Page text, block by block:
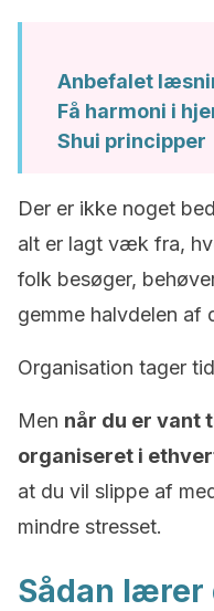
Anbefalet
Få harmoni i
Shui principper
Der er ikke noget
alt er lagt væk fra,
folk besøger,
gemme halvdelen af
Organisation tager
Men når du er vant
organiseret i
at du vil slippe af
mindre stresset.
Sådan lærer